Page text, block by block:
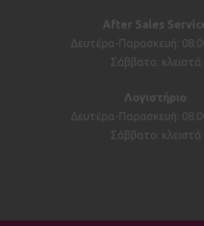
After Sales
Δευτέρα-Παρασκευή:
Σάββατο: κλειστά
Λογιστήριο
Δευτέρα-Παρασκευή:
Σάββατο: κλειστά